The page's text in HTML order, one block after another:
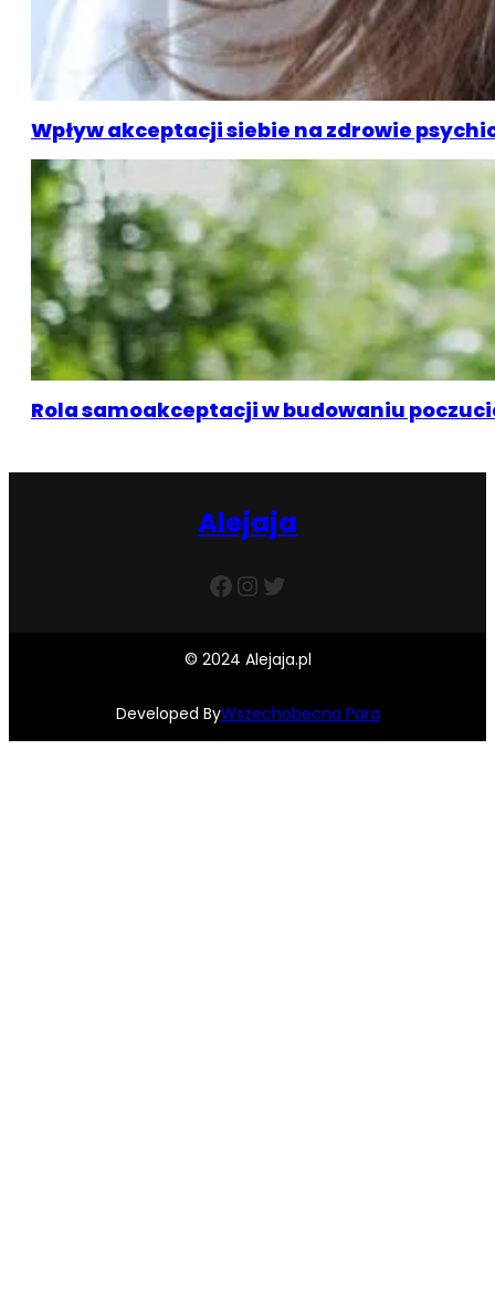
Wpływ akceptacji siebie na zdrowie
Rola samoakceptacji w budowaniu
Alejaja
Facebook InstagramTwitter
© 2024 Alejaja.pl
Developed ByWszechobecna Para